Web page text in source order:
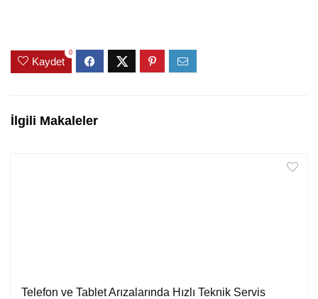
Kaydet
0
İlgili Makaleler
Telefon ve Tablet Arızalarında Hızlı Teknik Servis